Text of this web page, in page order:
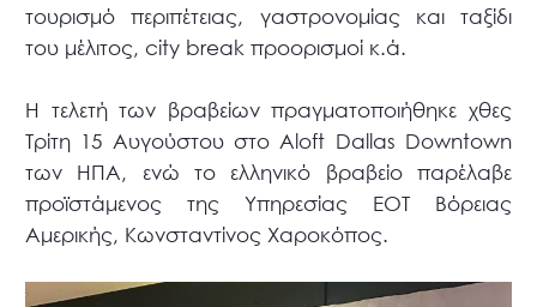
τουρισμό περιπέτειας, γαστρονομίας και ταξίδι
του μέλιτος, city break προορισμοί κ.ά.
Η τελετή των βραβείων πραγματοποιήθηκε χθες
Τρίτη 15 Αυγούστου στο Aloft Dallas Downtown
των ΗΠΑ, ενώ το ελληνικό βραβείο παρέλαβε
προϊστάμενος της Υπηρεσίας ΕΟΤ Βόρειας
Αμερικής, Κωνσταντίνος Χαροκόπος.